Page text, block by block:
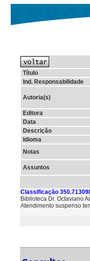
Título
Ind. Responsabilidade
Autoria(s)
Editora
Data
Descrição
Idioma
Notas
Assuntos
Classificação
Biblioteca Dr. Octaviano
Atendimento suspenso